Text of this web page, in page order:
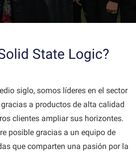
State Logic?
siglo, somos líderes en el sector
a productos de alta calidad
clientes ampliar sus horizontes.
posible gracias a un equipo de
que comparten una pasión por la